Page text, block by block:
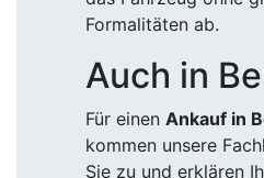
Formalitäten ab.
Auch in
Für einen Ankauf in
kommen unsere
Sie zu und erklären